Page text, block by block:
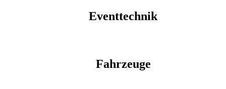
Eventtechnik
Fahrzeuge